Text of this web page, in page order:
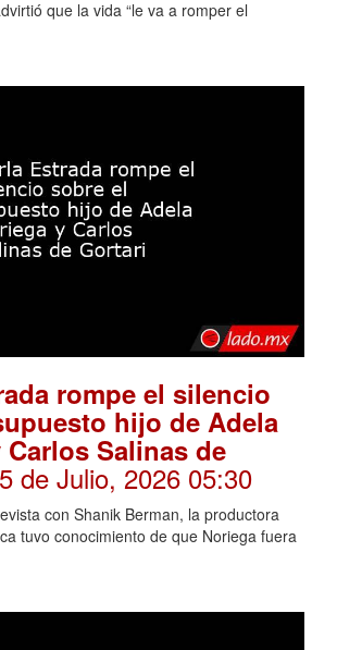
que la vida “le va a romper el
rompe el silencio
hijo de Adela
Carlos Salinas de
de Julio, 2026 05:30
con Shanik Berman, la productora
tuvo conocimiento de que Noriega fuera